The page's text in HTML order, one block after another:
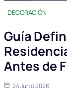
DECORACIÓN
Guía
Antes de
24 Junio 2026